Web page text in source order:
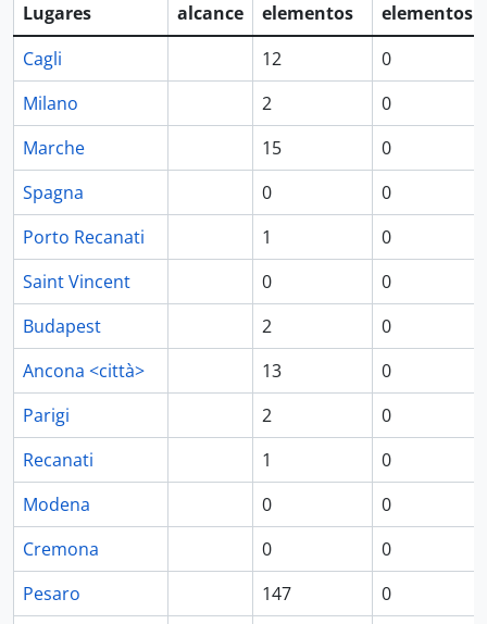
Lugares
alcance
elementos
elementos
Cagli
12
0
Milano
2
0
Marche
15
0
Spagna
0
0
Porto Recanati
1
0
Saint Vincent
0
0
Budapest
2
0
Ancona <città>
13
0
Parigi
2
0
Recanati
1
0
Modena
0
0
Cremona
0
0
Pesaro
147
0